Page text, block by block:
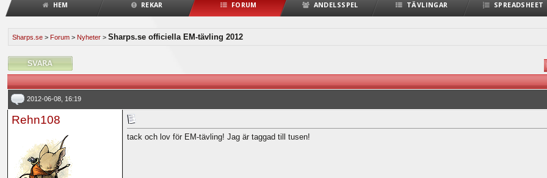
HEM REKAR FORUM ANDELSSPEL TÄVLINGAR SPREADSHEET
Sharps.se > Forum > Nyheter > Sharps.se officiella EM-tävling 2012
2012-06-08, 16:19
Rehn108
tack och lov för EM-tävling! Jag är taggad till tusen!